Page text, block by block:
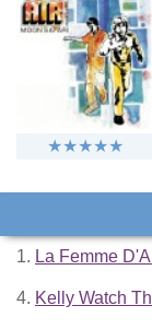
1. La Femme
4. Kelly Watch